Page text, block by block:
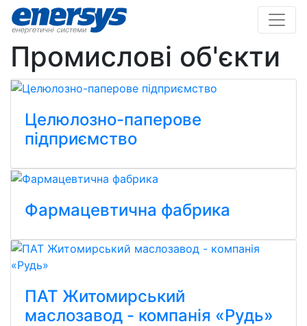
Промислові об'єкти
Целюлозно-паперове
підприємство
Фармацевтична фабрика
ПАТ Житомирський
маслозавод - компанія «Рудь»